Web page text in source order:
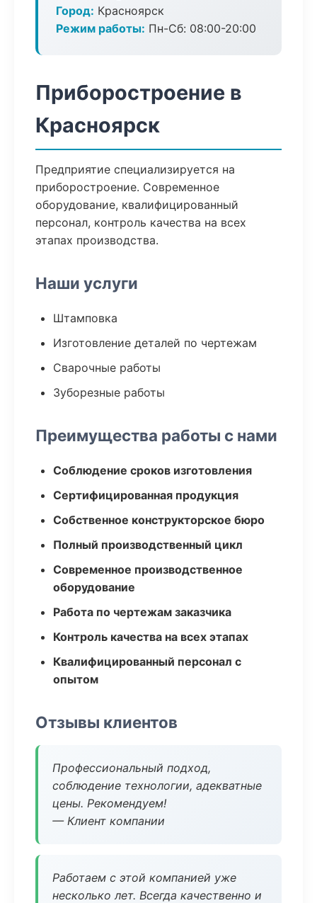
Город: Красноярск
Режим работы: Пн-Сб: 08:00-20:00
Приборостроение в
Красноярск
Предприятие специализируется на
приборостроение. Современное
оборудование, квалифицированный
персонал, контроль качества на всех
этапах производства.
Наши услуги
Штамповка
Изготовление деталей по чертежам
Сварочные работы
Зуборезные работы
Преимущества работы с нами
Соблюдение сроков изготовления
Сертифицированная продукция
Собственное конструкторское бюро
Полный производственный цикл
Современное производственное
оборудование
Работа по чертежам заказчика
Контроль качества на всех этапах
Квалифицированный персонал с
опытом
Отзывы клиентов
Профессиональный подход,
соблюдение технологии, адекватные
цены. Рекомендуем!
— Клиент компании
Работаем с этой компанией уже
несколько лет. Всегда качественно и